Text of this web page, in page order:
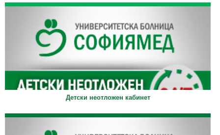
Детски неотложен кабинет